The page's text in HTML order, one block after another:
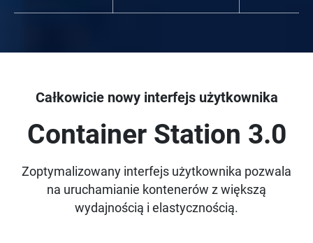
Całkowicie nowy interfejs użytkownika
Container Station 3.0
Zoptymalizowany interfejs użytkownika pozwala
na uruchamianie kontenerów z większą
wydajnością i elastycznością.